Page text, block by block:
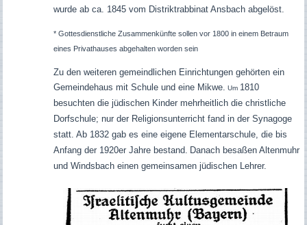
wurde ab ca. 1845 vom Distriktrabbinat Ansbach abgelöst.
* Gottesdienstliche Zusammenkünfte sollen vor 1800 in einem Betraum
eines Privathauses abgehalten worden sein
Zu den weiteren gemeindlichen Einrichtungen gehörten ein
Gemeindehaus mit Schule und eine Mikwe.
Um 1810
besuchten die jüdischen Kinder mehrheitlich die christliche
Dorfschule; nur der Religionsunterricht fand in der Synagoge
statt. Ab 1832 gab es eine eigene Elementarschule, die bis
Anfang der 1920er Jahre bestand.
Danach besaßen Altenmuhr
und Windsbach einen gemeinsamen jüdischen Lehrer.